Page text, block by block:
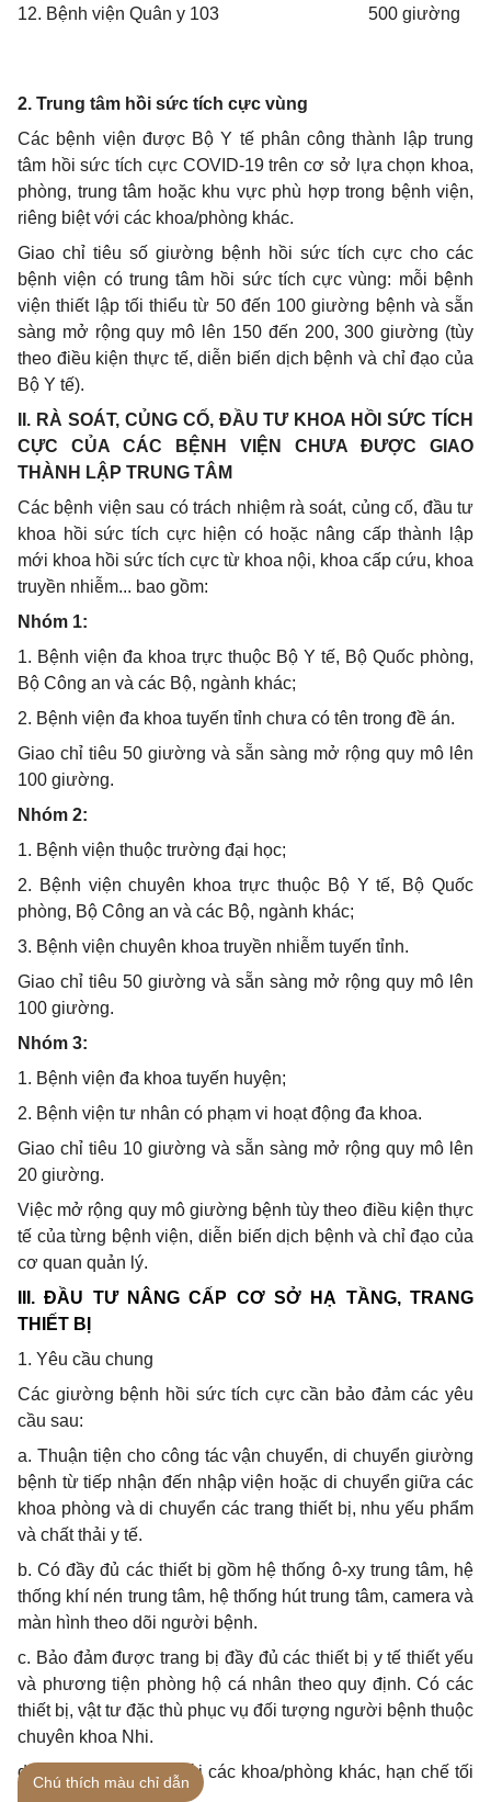
12. Bệnh viện Quân y 103
500 giường
2. Trung tâm hồi sức tích cực vùng
Các bệnh viện được Bộ Y tế phân công thành lập trung
tâm hồi sức tích cực COVID-19 trên cơ sở lựa chọn khoa,
phòng, trung tâm hoặc khu vực phù hợp trong bệnh viện,
riêng biệt với các khoa/phòng khác.
Giao chỉ tiêu số giường bệnh hồi sức tích cực cho các
bệnh viện có trung tâm hồi sức tích cực vùng: mỗi bệnh
viện thiết lập tối thiểu từ 50 đến 100 giường bệnh và sẵn
sàng mở rộng quy mô lên 150 đến 200, 300 giường (tùy
theo điều kiện thực tế, diễn biến dịch bệnh và chỉ đạo của
Bộ Y tế).
I. RÀ SOÁT, CỦNG CỐ, ĐẦU TƯ KHOA HỒI SỨC TÍCH
CỰC CỦA CÁC BỆNH VIỆN CHƯA ĐƯỢC GIAO
THÀNH LẬP TRUNG TÂM
Các bệnh viện sau có trách nhiệm rà soát, củng cố, đầu tư
khoa hồi sức tích cực hiện có hoặc nâng cấp thành lập
mới khoa hồi sức tích cực từ khoa nội, khoa cấp cứu, khoa
truyền nhiễm... bao gồm:
Nhóm 1:
1. Bệnh viện đa khoa trực thuộc Bộ Y tế, Bộ Quốc phòng,
Bộ Công an và các Bộ, ngành khác;
2. Bệnh viện đa khoa tuyến tỉnh chưa có tên trong đề án.
Giao chỉ tiêu 50 giường và sẵn sàng mở rộng quy mô lên
100 giường.
Nhóm 2:
1. Bệnh viện thuộc trường đại học;
2. Bệnh viện chuyên khoa trực thuộc Bộ Y tế, Bộ Quốc
phòng, Bộ Công an và các Bộ, ngành khác;
3. Bệnh viện chuyên khoa truyền nhiễm tuyến tỉnh.
Giao chỉ tiêu 50 giường và sẵn sàng mở rộng quy mô lên
100 giường.
Nhóm 3:
1. Bệnh viện đa khoa tuyến huyện;
2. Bệnh viện tư nhân có phạm vi hoạt động đa khoa.
Giao chỉ tiêu 10 giường và sẵn sàng mở rộng quy mô lên
20 giường.
Việc mở rộng quy mô giường bệnh tùy theo điều kiện thực
tế của từng bệnh viện, diễn biến dịch bệnh và chỉ đạo của
cơ quan quản lý.
II. ĐẦU TƯ NÂNG CẤP CƠ SỞ HẠ TẦNG, TRANG
THIẾT BỊ
1. Yêu cầu chung
Các giường bệnh hồi sức tích cực cần bảo đảm các yêu
cầu sau:
a. Thuận tiện cho công tác vận chuyển, di chuyển giường
bệnh từ tiếp nhận đến nhập viện hoặc di chuyển giữa các
khoa phòng và di chuyển các trang thiết bị, nhu yếu phẩm
và chất thải y tế.
b. Có đầy đủ các thiết bị gồm hệ thống ô-xy trung tâm, hệ
thống khí nén trung tâm, hệ thống hút trung tâm, cameravà
màn hình theo dõi người bệnh.
c. Bảo đảm được trang bị đầy đủ các thiết bị y tế thiết yếu
và phương tiện phòng hộ cá nhân theo quy định. Có các
thiết bị, vật tư đặc thù phục vụ đối tượng người bệnh thuộc
chuyên khoa Nhi.
d. Bảo đảm biệt lập với các khoa/phòng khác, hạn chế tối
Chú thích màu chỉ dẫn